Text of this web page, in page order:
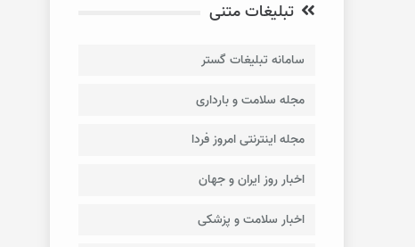
تبلیغات متنی
سامانه تبلیغات گستر
مجله سلامت و بارداری
مجله اینترنتی امروز فردا
اخبار روز ایران و جهان
اخبار سلامت و پزشکی